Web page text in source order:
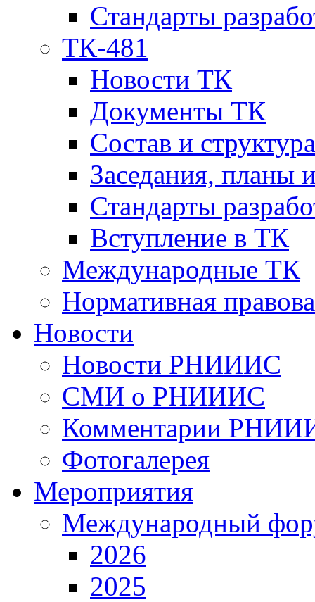
Стандарты
ТК-481
Новости ТК
Документы ТК
Cостав и
Заседания, планы
Стандарты
Вступление в ТК
Международные ТК
Нормативная
Новости
Новости РНИИИС
СМИ о РНИИИС
Комментарии
Фотогалерея
Мероприятия
Международный
2026
2025